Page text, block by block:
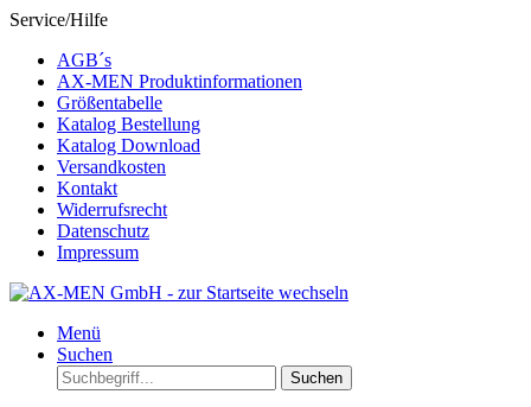
Service/Hilfe
AGB´s
AX-MEN Produktinformationen
Größentabelle
Katalog Bestellung
Katalog Download
Versandkosten
Kontakt
Widerrufsrecht
Datenschutz
Impressum
Menü
Suchen
Suchen